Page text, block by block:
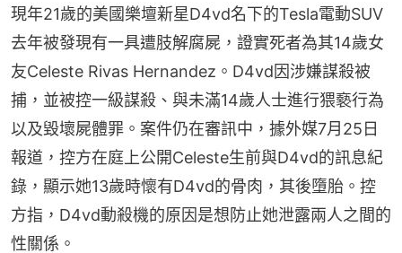
現年21歲的美國樂壇新星D4vd名下的Tesla電動SUV
去年被發現有一具遭肢解腐屍，證實死者為其14歲女
友Celeste Rivas Hernandez。D4vd因涉嫌謀殺被
捕，並被控一級謀殺、與未滿14歲人士進行猥褻行為
以及毀壞屍體罪。案件仍在審訊中，據外媒7月25日
報道，控方在庭上公開Celeste生前與D4vd的訊息紀
錄，顯示她13歲時懷有D4vd的骨肉，其後墮胎。控
方指，D4vd動殺機的原因是想防止她泄露兩人之間的
性關係。